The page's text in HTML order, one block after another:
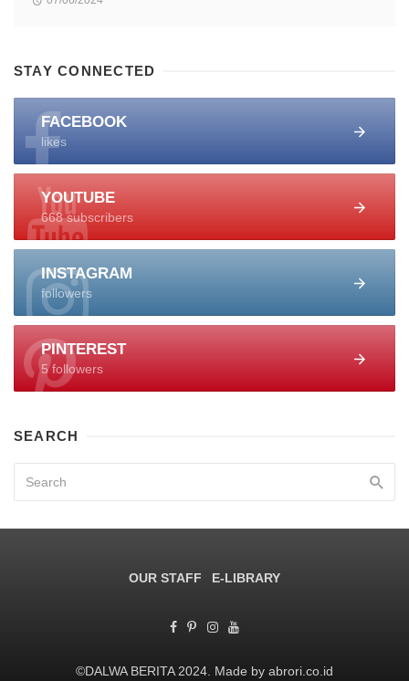
STAY CONNECTED
FACEBOOK
likes
YOUTUBE
668 subscribers
INSTAGRAM
followers
PINTEREST
5 followers
SEARCH
OUR STAFF E-LIBRARY
©DALWA BERITA 2024. Made by abrori.co.id